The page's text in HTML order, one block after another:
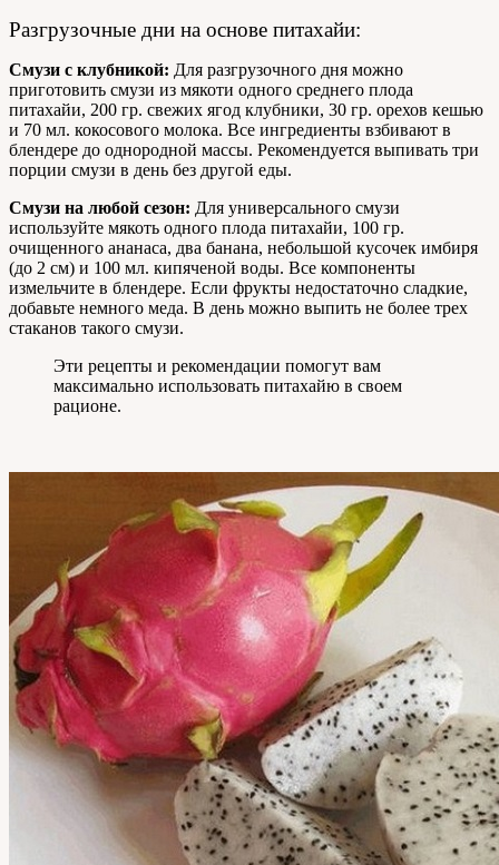
Разгрузочные дни на основе питахайи:
Смузи с клубникой: Для разгрузочного дня можно
приготовить смузи из мякоти одного среднего плода
питахайи, 200 гр. свежих ягод клубники, 30 гр. орехов кешью
и 70 мл. кокосового молока. Все ингредиенты взбивают в
блендере до однородной массы. Рекомендуется выпивать три
порции смузи в день без другой еды.
Смузи на любой сезон: Для универсального смузи
используйте мякоть одного плода питахайи, 100 гр.
очищенного ананаса, два банана, небольшой кусочек имбиря
(до 2 см) и 100 мл. кипяченой воды. Все компоненты
измельчите в блендере. Если фрукты недостаточно сладкие,
добавьте немного меда. В день можно выпить не более трех
стаканов такого смузи.
Эти рецепты и рекомендации помогут вам
максимально использовать питахайю в своем
рационе.